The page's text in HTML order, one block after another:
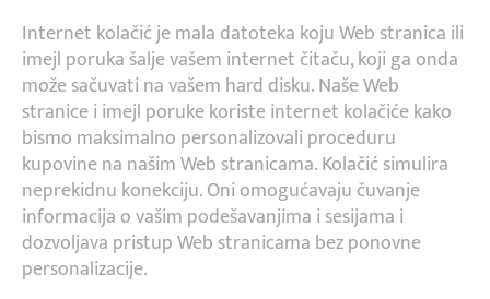
Internet kolačić je mala datoteka koju Web stranica ili
imejl poruka šalje vašem internet čitaču, koji ga onda
može sačuvati na vašem hard disku. Naše Web
stranice i imejl poruke koriste internet kolačiće kako
bismo maksimalno personalizovali proceduru
kupovine na našim Web stranicama. Kolačić simulira
neprekidnu konekciju. Oni omogućavaju čuvanje
informacija o vašim podešavanjima i sesijama i
dozvoljava pristup Web stranicama bez ponovne
personalizacije.